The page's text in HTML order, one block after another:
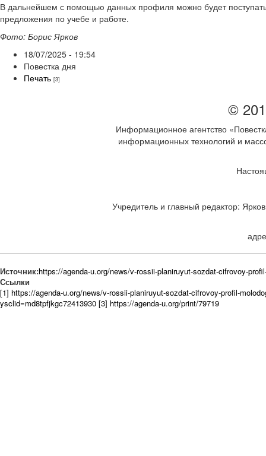
В дальнейшем с помощью данных профиля можно будет поступать
предложения по учебе и работе.
Фото: Борис Ярков
18/07/2025 - 19:54
Повестка дня
Печать [3]
©
Информационное агентство
информационных технологий и
Учредитель и главный редактор:
Источник:https://agenda-u.org/news/v-rossii-planiruyut-sozdat-cifrovoy-
Ссылки
[1] https://agenda-u.org/news/v-rossii-planiruyut-sozdat-cifrovoy-profil-
ysclid=md8tpfjkgc72413930 [3] https://agenda-u.org/print/79719